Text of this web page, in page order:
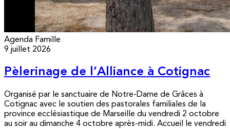
Agenda Famille
9 juillet 2026
Pèlerinage de l’Alliance à Cotignac
Organisé par le sanctuaire de Notre-Dame de Grâces à
Cotignac avec le soutien des pastorales familiales de la
province ecclésiastique de Marseille du vendredi 2 octobre
au soir au dimanche 4 octobre après-midi. Accueil le vendredi